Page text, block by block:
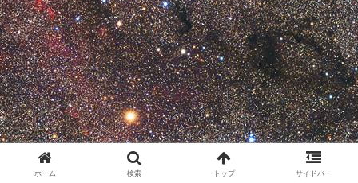
ホーム 検索 トップ サイドバー